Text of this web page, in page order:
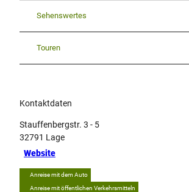
Sehenswertes
Touren
Kontaktdaten
Stauffenbergstr. 3 - 5
32791 Lage
Website
Anreise mit dem Auto
Anreise mit öffentlichen Verkehrsmitteln